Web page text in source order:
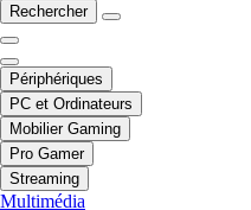
Rechercher
Périphériques
PC et Ordinateurs
Mobilier Gaming
Pro Gamer
Streaming
Multimédia